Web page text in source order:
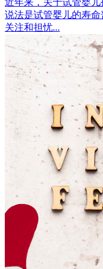
近年来，关于试管婴
说法是试管婴儿的寿
关注和担忧...